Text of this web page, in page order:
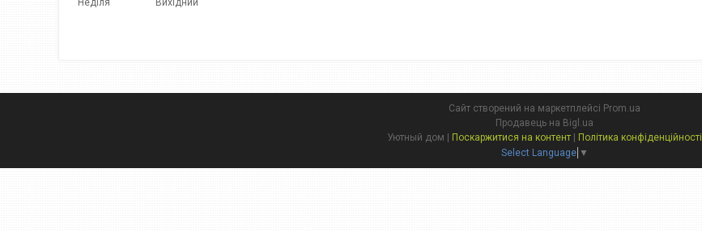
Неділя
Вихідний
Сайт створений на маркетплейсі Prom.ua
Продавець на Bigl.ua
Поскаржитися на контент
Політика конфіденційності
Select Language ▼